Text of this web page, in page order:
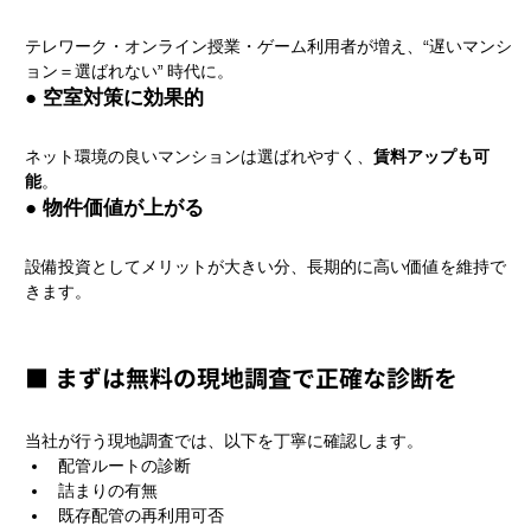
テレワーク・オンライン授業・ゲーム利用者が増え、“遅いマンシ
ョン＝選ばれない” 時代に。
● 空室対策に効果的
ネット環境の良いマンションは選ばれやすく、賃料アップも可
能。
● 物件価値が上がる
設備投資としてメリットが大きい分、長期的に高い価値を維持で
きます。
■ まずは無料の現地調査で正確な診断を
当社が行う現地調査では、以下を丁寧に確認します。
配管ルートの診断
詰まりの有無
既存配管の再利用可否